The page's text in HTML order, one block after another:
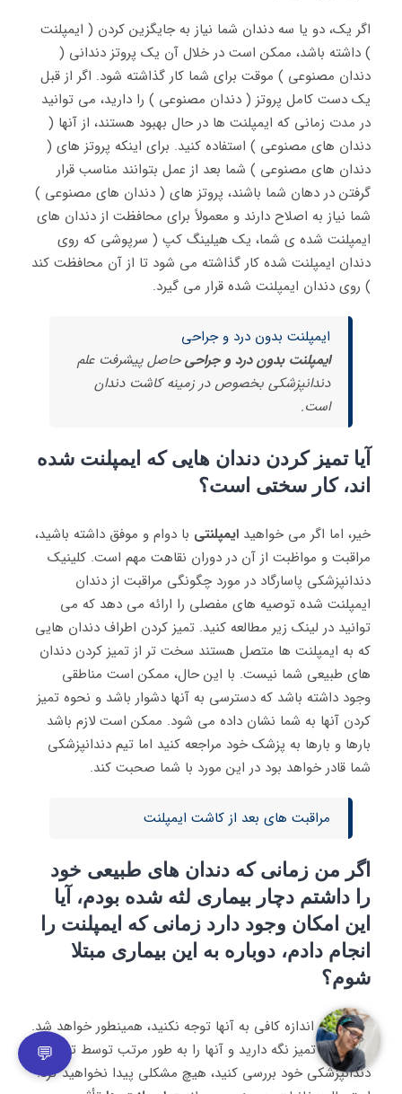
اگر یک، دو یا سه دندان شما نیاز به جایگزین کردن ( ایمپلنت
) داشته باشد، ممکن است در خلال آن یک پروتز دندانی (
دندان مصنوعی ) موقت برای شما کار گذاشته شود. اگر از قبل
یک دست کامل پروتز ( دندان مصنوعی ) را دارید، می توانید
در مدت زمانی که ایمپلنت ها در حال بهبود هستند، از آنها (
دندان های مصنوعی ) استفاده کنید. برای اینکه پروتز های (
دندان های مصنوعی ) شما بعد از عمل بتوانند مناسب قرار
گرفتن در دهان شما باشند، پروتز های ( دندان های مصنوعی )
شما نیاز به اصلاح دارند و معمولاً برای محافظت از دندان های
ایمپلنت شده ی شما، یک هیلینگ کپ ( سرپوشی که روی
دندان ایمپلنت شده کار گذاشته می شود تا از آن محافظت کند
) روی دندان ایمپلنت شده قرار می گیرد.
ایمپلنت بدون درد و جراحی
ایمپلنت بدون درد و جراحیحاصل پیشرفت علم
دندانپزشکی بخصوص در زمینه کاشت دندان
است.
آیا تمیز کردن دندان هایی که ایمپلنت شده
اند، کار سختی است؟
خیر، اما اگر می خواهید ایمپلنتی با دوام و موفق داشته باشید،
مراقبت و مواظبت از آن در دوران نقاهت مهم است. کلینیک
دندانپزشکی پاسارگاد در مورد چگونگی مراقبت از دندان
ایمپلنت شده توصیه های مفصلی را ارائه می دهد که می
توانید در لینک زیر مطالعه کنید. تمیز کردن اطراف دندان هایی
که به ایمپلنت ها متصل هستند سخت تر از تمیز کردن دندان
های طبیعی شما نیست. با این حال، ممکن است مناطقی
وجود داشته باشد که دسترسی به آنها دشوار باشد و نحوه تمیز
کردن آنها به شما نشان داده می شود. ممکن است لازم باشد
بارها و بارها به پزشک خود مراجعه کنید اما تیم دندانپزشکی
شما قادر خواهد بود در این مورد با شما صحبت کند.
مراقبت های بعد از کاشت ایمپلنت
اگر من زمانی که دندان های طبیعی خود
را داشتم دچار بیماری لثه شده بودم، آیا
این امکان وجود دارد زمانی که ایمپلنت را
انجام دادم، دوباره به این بیماری مبتلا
شوم؟
بله، اگر به اندازه کافی به آنها توجه نکنید، همینطور خواهد شد.
اگر آنها را تمیز نگه دارید و آنها را به طور مرتب توسط تیم
دندانپزشکی خود بررسی کنید، هیچ مشکلی پیدا نخواهید کرد.
💬